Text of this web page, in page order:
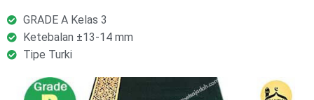
GRADE A Kelas 3
Ketebalan ±13-14 mm
Tipe Turki